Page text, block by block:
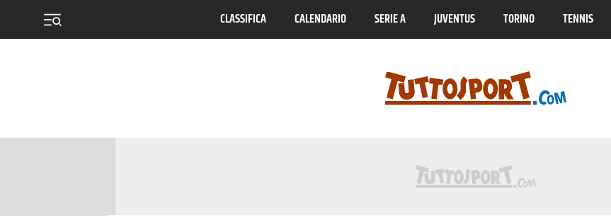
CLASSIFICA CALENDARIO SERIE A JUVENTUS TORINO TENNIS